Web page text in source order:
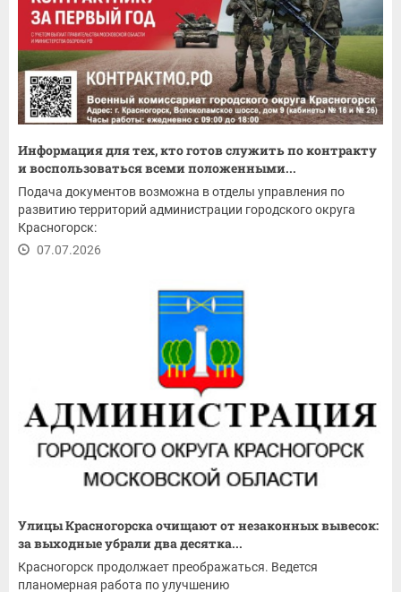
Информация для тех, кто готов служить по контракту
и воспользоваться всеми положенными...
Подача документов возможна в отделы управления по
развитию территорий администрации городского округа
Красногорск:
07.07.2026
Улицы Красногорска очищают от незаконных вывесок:
за выходные убрали два десятка...
Красногорск продолжает преображаться. Ведется
планомерная работа по улучшению